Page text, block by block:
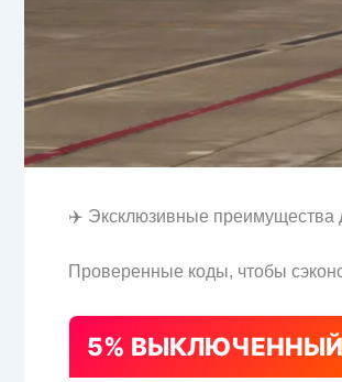
✈️ Эксклюзивные преимущества
Проверенные коды, чтобы
5% ВЫКЛЮЧЕННЫЙ